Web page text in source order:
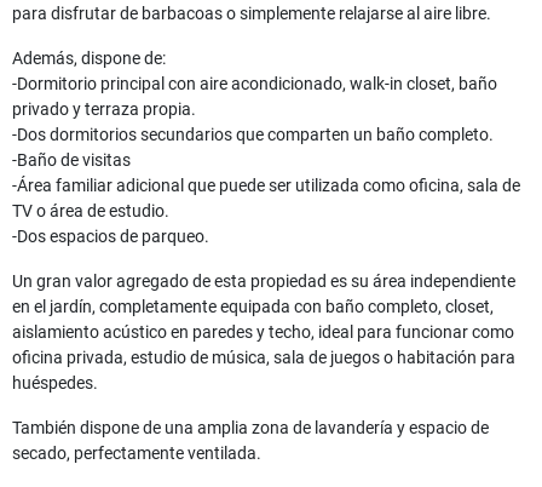
para disfrutar de barbacoas o simplemente relajarse al aire libre.
Además, dispone de:
-Dormitorio principal con aire acondicionado, walk-in closet, baño
privado y terraza propia.
-Dos dormitorios secundarios que comparten un baño completo.
-Baño de visitas
-Área familiar adicional que puede ser utilizada como oficina, sala de
TV o área de estudio.
-Dos espacios de parqueo.
Un gran valor agregado de esta propiedad es su área independiente
en el jardín, completamente equipada con baño completo, closet,
aislamiento acústico en paredes y techo, ideal para funcionar como
oficina privada, estudio de música, sala de juegos o habitación para
huéspedes.
También dispone de una amplia zona de lavandería y espacio de
secado, perfectamente ventilada.